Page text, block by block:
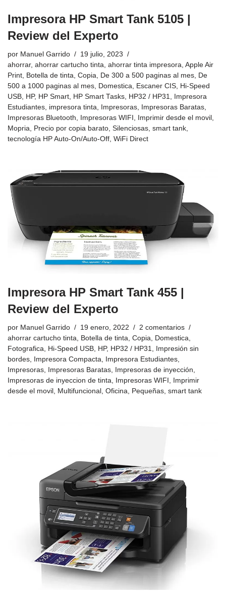
Impresora HP Smart Tank 5105 |
Review del Experto
por Manuel Garrido
19 julio, 2023
ahorrar, ahorrar cartucho tinta, ahorrar tinta impresora, Apple Air
Print, Botella de tinta, Copia, De 300 a 500 paginas al mes, De
500 a 1000 paginas al mes, Domestica, Escaner CIS, Hi-Speed
USB, HP, HP Smart, HP Smart Tasks, HP32 / HP31,
Impresora
Estudiantes, impresora tinta, Impresoras, Impresoras Baratas,
Impresoras Bluetooth, Impresoras WIFI , Imprimir desde el movil ,
Mopria, Precio por copia barato, Silenciosas, smart tank,
tecnología HP Auto-On/Auto-Off, WiFi Direct
Impresora HP Smart Tank 455 |
Review del Experto
por Manuel Garrido 19 enero, 2022
2 comentarios
ahorrar cartucho tinta, Botella de tinta, Copia, Domestica,
Fotografica, Hi-Speed USB, HP, HP32 / HP31,
Impresión sin
bordes, Impresora Compacta, Impresora Estudiantes,
Impresoras, Impresoras Baratas, Impresoras de inyección,
Impresoras de inyeccion de tinta, Impresoras WIFI ,
Imprimir
desde el movil , Multifuncional , Oficina, Pequeñas, smart tank